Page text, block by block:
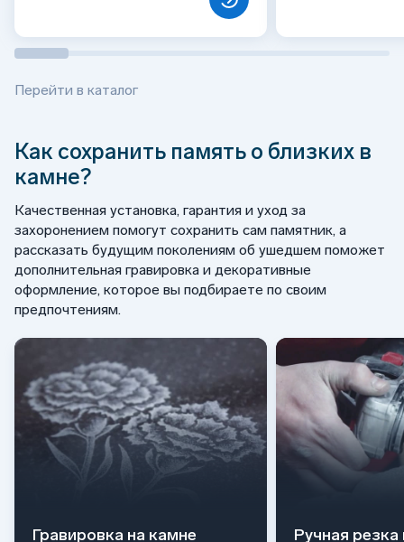
Перейти в каталог
Как сохранить память о близких в
камне?
Качественная установка, гарантия и уход за
захоронением помогут сохранить сам памятник, а
рассказать будущим поколениям об ушедшем поможет
дополнительная гравировка и декоративные
оформление, которое вы подбираете по своим
предпочтениям.
Гравировка на камне Ручная